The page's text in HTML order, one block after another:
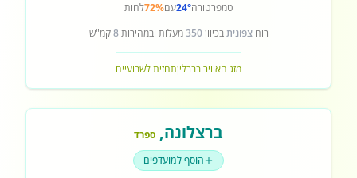
טמפרטורה24°עם72%לחות
רוחצפוניתבכיוון350מעלות ובמהירות8קמ"ש
מזג האוויר בברליןתחזית לשבועיים
ברצלונה, ספרד
הוסף למועדפים